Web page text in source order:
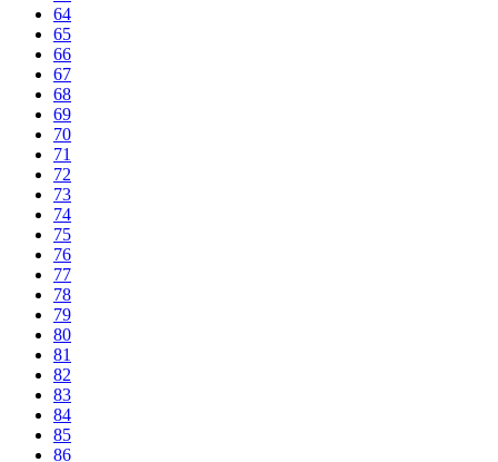
64
65
66
67
68
69
70
71
72
73
74
75
76
77
78
79
80
81
82
83
84
85
86